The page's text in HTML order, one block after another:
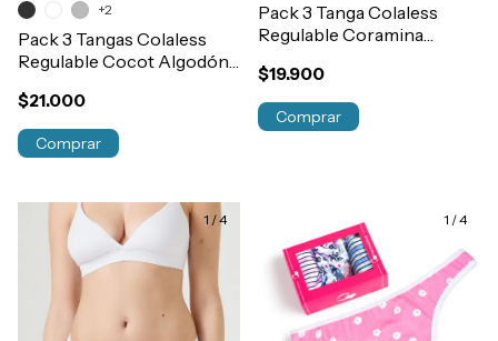
Pack 3 Tangas Colaless
Regulable Cocot Algodón
Art.5606
$21.000
+2
Comprar
Pack 3 Tanga Colaless
Regulable Coramina
Lycra Art.1203
$19.900
Comprar
1 /4 1 /4